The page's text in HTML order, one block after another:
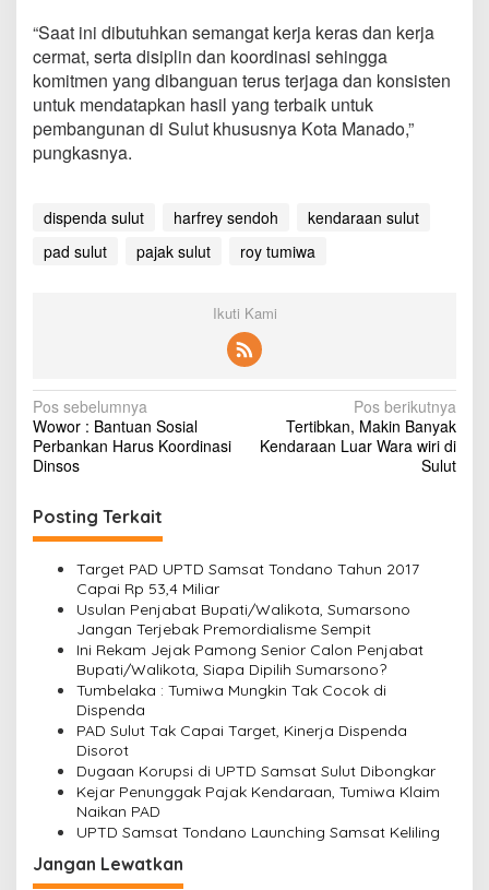
“Saat ini dibutuhkan semangat kerja keras dan kerja
cermat, serta disiplin dan koordinasi sehingga
komitmen yang dibanguan terus terjaga dan konsisten
untuk mendatapkan hasil yang terbaik untuk
pembangunan di Sulut khususnya Kota Manado,”
pungkasnya.
dispenda sulut harfrey sendoh
kendaraan sulut
pad sulut
pajak sulut roy tumiwa
Ikuti Kami
N
a
v
i
g
Pos sebelumnya
Wowor : Bantuan Sosial
Perbankan Harus Koordinasi
Dinsos
Pos berikutnya
Tertibkan, Makin Banyak
Kendaraan Luar Wara wiri di
Sulut
Posting Terkait
Target PAD UPTD Samsat Tondano Tahun 2017
Capai Rp 53,4 Miliar
Usulan Penjabat Bupati/Walikota, Sumarsono
Jangan Terjebak Premordialisme Sempit
Ini Rekam Jejak Pamong Senior Calon Penjabat
Bupati/Walikota, Siapa Dipilih Sumarsono?
Tumbelaka : Tumiwa Mungkin Tak Cocok di
Dispenda
PAD Sulut Tak Capai Target, Kinerja Dispenda
Disorot
Dugaan Korupsi di UPTD Samsat Sulut Dibongkar
Kejar Penunggak Pajak Kendaraan, Tumiwa Klaim
Naikan PAD
UPTD Samsat Tondano Launching Samsat Keliling
Jangan Lewatkan